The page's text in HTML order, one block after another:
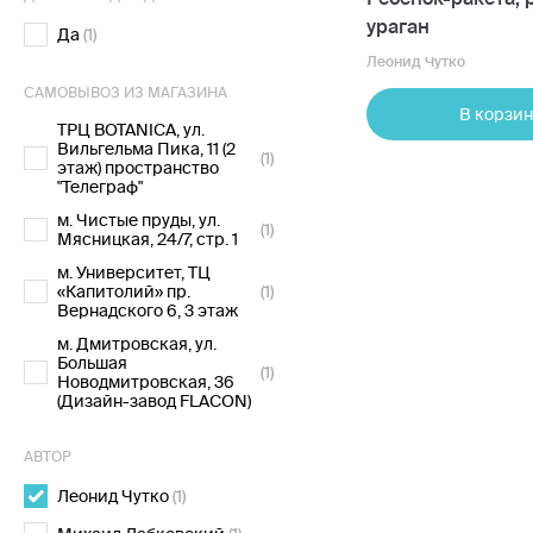
Да (1)
САМОВЫВОЗ ИЗ МАГАЗИНА
ТРЦ BOTANICA, ул.
Вильгельма Пика, 11 (2
этаж) пространство
"Телеграф"
(1)
м. Чистые пруды, ул.
Мясницкая, 24/7, стр. 1
(1)
м. Университет, ТЦ
«Капитолий» пр.
Вернадского 6, 3 этаж
(1)
м. Дмитровская, ул.
Большая
Новодмитровская, 36
(Дизайн-завод FLACON)
(1)
АВТОР
Леонид Чутко(1)
ураган
Леонид Чутко
В